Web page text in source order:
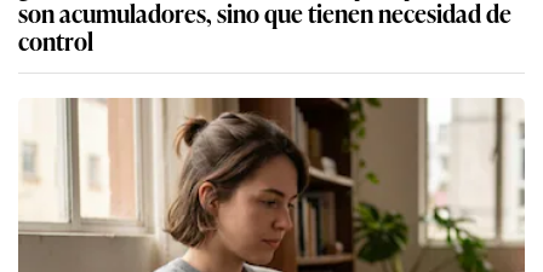
son acumuladores, sino que tienen necesidad de
control